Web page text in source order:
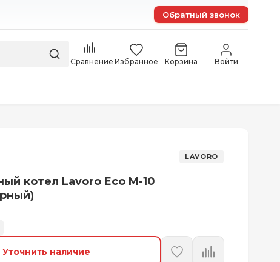
Обратный звонок
Сравнение Избранное Корзина Войти
LAVORO
котел Lavoro Eco M-10
Уточнить наличие